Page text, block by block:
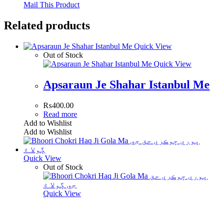
Mail This Product
Related products
Quick View
Out of Stock
Quick View
Apsaraun Je Shahar Istanbul Me
₨400.00
Read more
Add to Wishlist
Add to Wishlist
Quick View
Out of Stock
Quick View